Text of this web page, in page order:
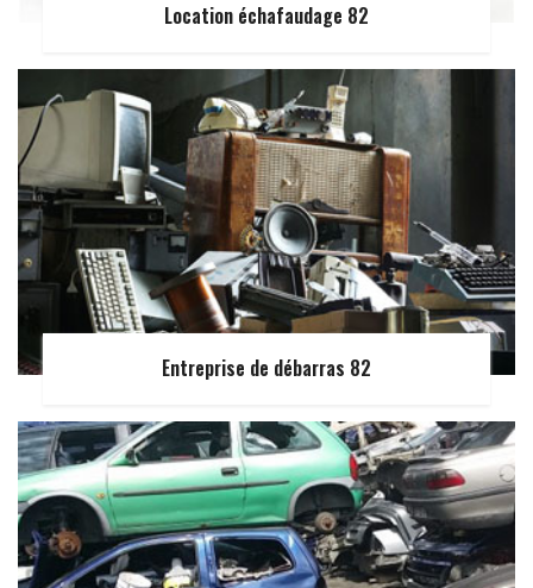
Location échafaudage 82
Entreprise de débarras 82